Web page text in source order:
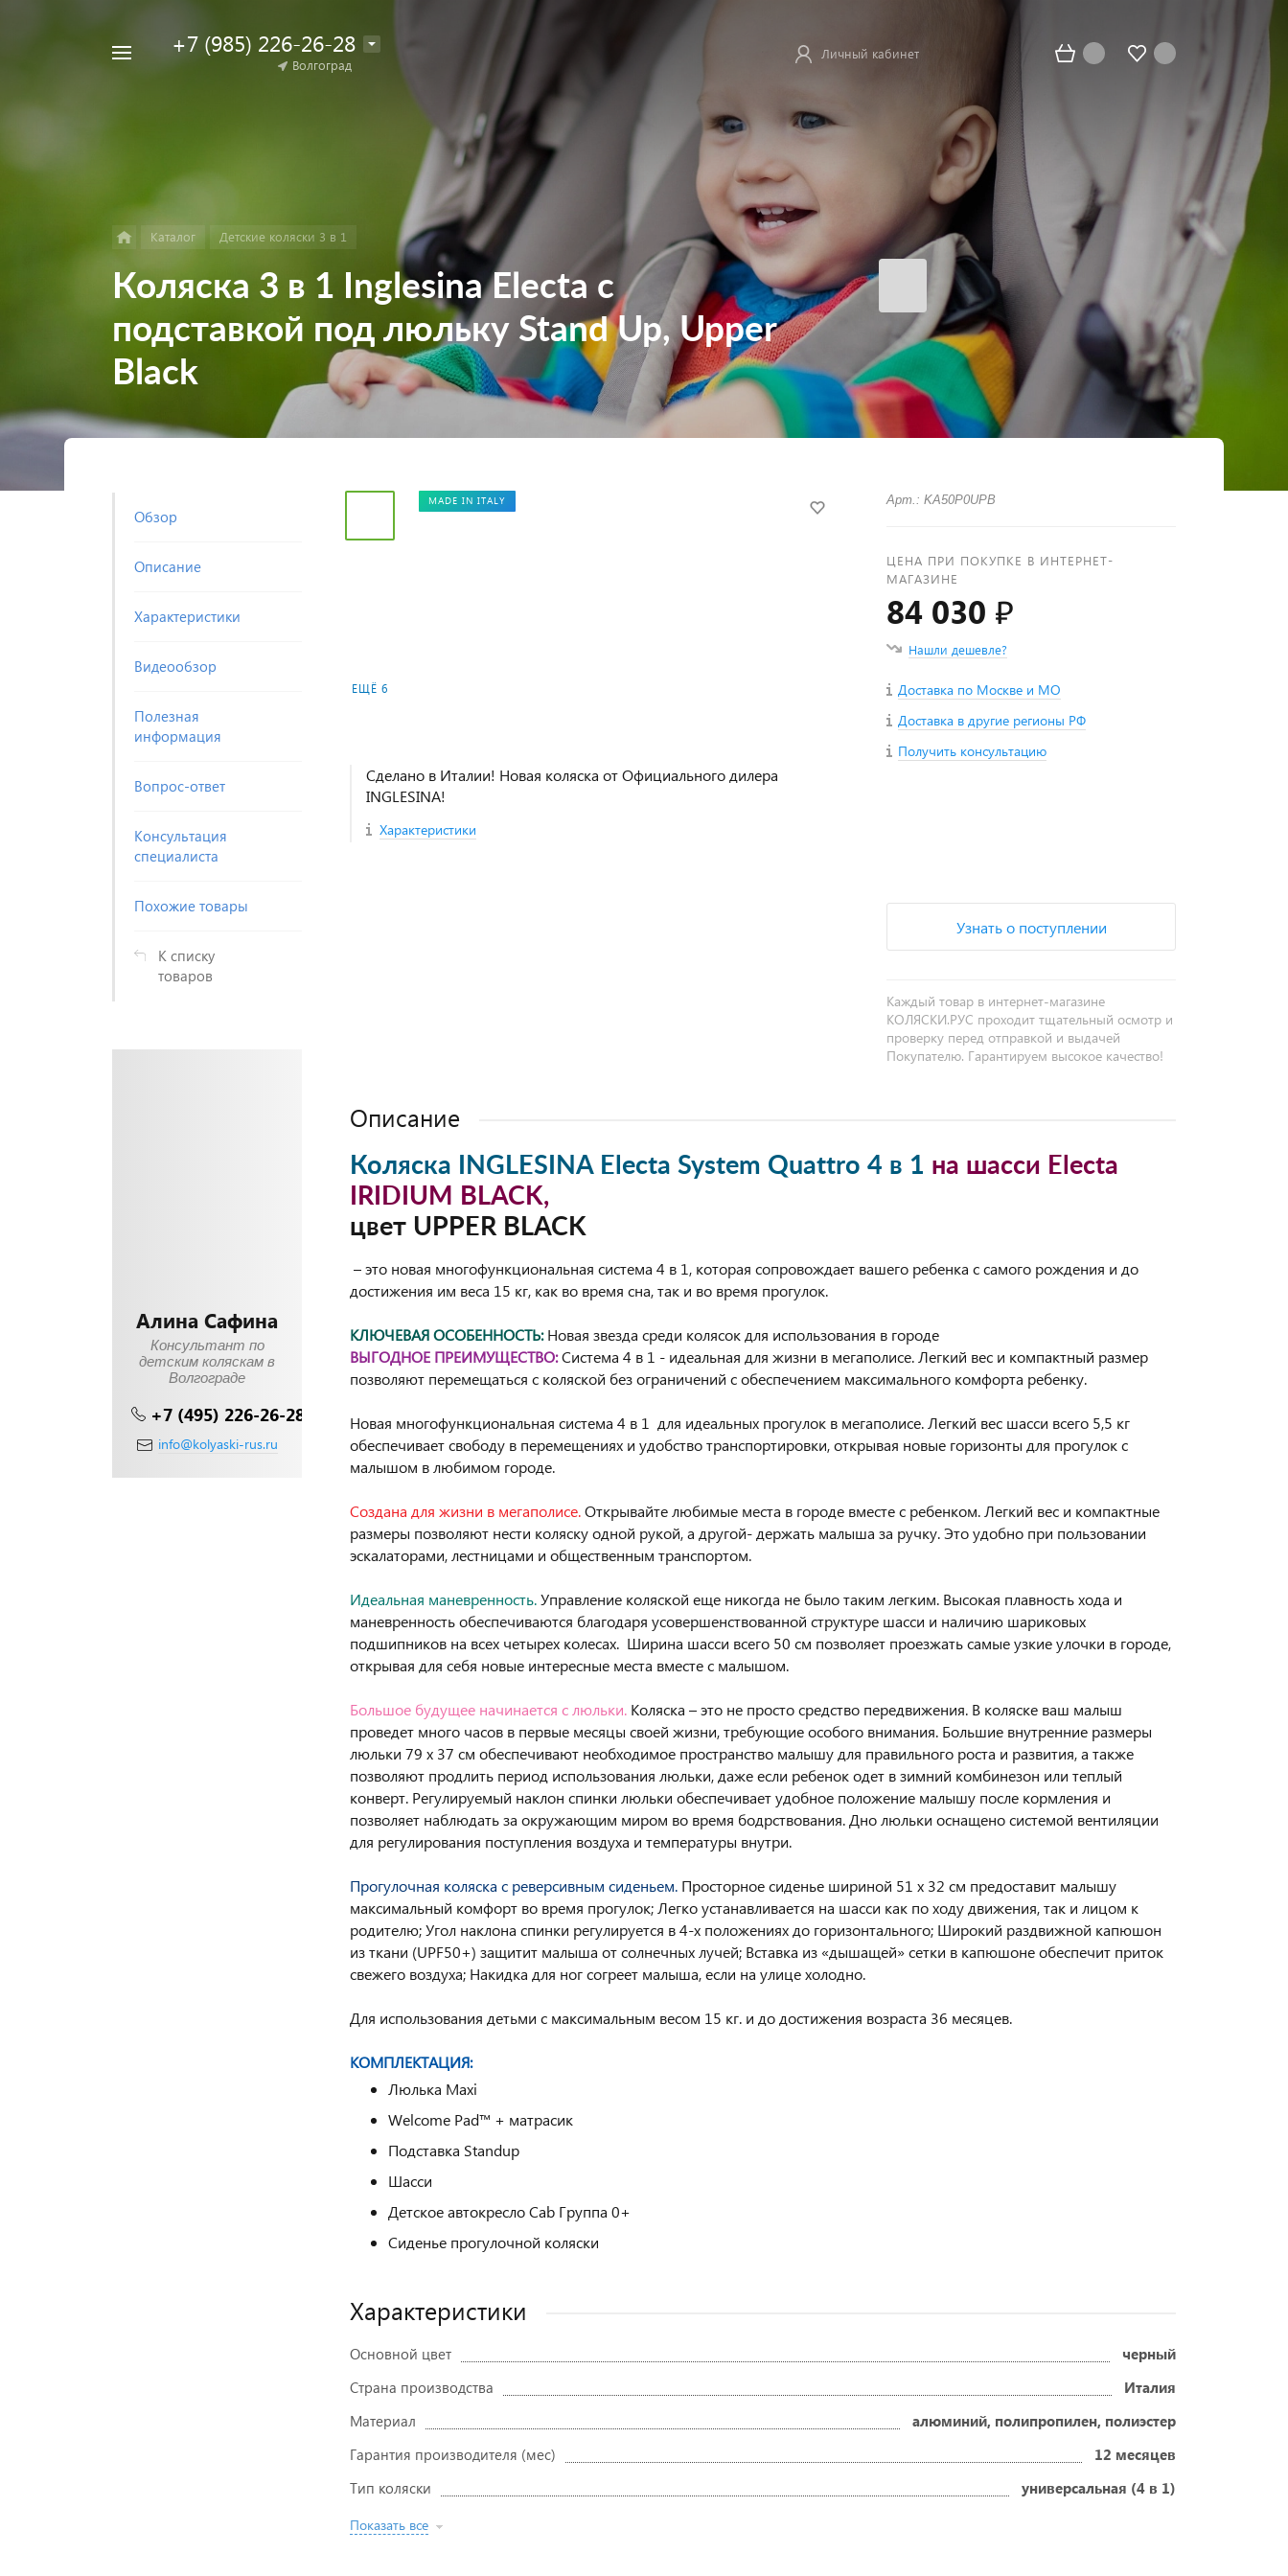
двойни
+7 (985) 226-26-28
Волгоград
Личный кабинет
Каталог Детские коляски 3 в 1
Коляска 3 в 1 Inglesina Electa с
подставкой под люльку Stand Up, Upper
Black
Обзор
Описание
Характеристики
Видеообзор
Полезная
информация
Вопрос-ответ
Консультация
специалиста
Похожие товары
К списку
товаров
Алина Сафина
Консультант по
детским коляскам в
Волгограде
+7 (495) 226-26-28
info@kolyaski-rus.ru
ЕЩЁ 6
MADE IN ITALY
Сделано в Италии! Новая коляска от Официального дилера
INGLESINA!
Характеристики
Арт.: KA50P0UPB
ЦЕНА ПРИ ПОКУПКЕ В ИНТЕРНЕТ-
МАГАЗИНЕ
84 030 ₽
Нашли дешевле?
Доставка по Москве и МО
Доставка в другие регионы РФ
Получить консультацию
Узнать о поступлении
Каждый товар в интернет-магазине
КОЛЯСКИ.РУС проходит тщательный осмотр и
проверку перед отправкой и выдачей
Покупателю. Гарантируем высокое качество!
Описание
Коляска INGLESINA Electa System Quattro 4 в 1 на шасси Electa
IRIDIUM BLACK,
цвет UPPER BLACK
– это новая многофункциональная система 4 в 1, которая сопровождает вашего ребенка с самого рождения и до
достижения им веса 15 кг, как во время сна, так и во время прогулок.
КЛЮЧЕВАЯ ОСОБЕННОСТЬ:Новая звезда среди колясок для использования в городе
ВЫГОДНОЕ ПРЕИМУЩЕСТВО:Система 4 в 1 - идеальная для жизни в мегаполисе. Легкий вес и компактный размер
позволяют перемещаться с коляской без ограничений с обеспечением максимального комфорта ребенку.
Новая многофункциональная система 4 в 1 для идеальных прогулок в мегаполисе. Легкий вес шасси всего 5,5 кг
обеспечивает свободу в перемещениях и удобство транспортировки, открывая новые горизонты для прогулок с
малышом в любимом городе.
Создана для жизни в мегаполисе.Открывайте любимые места в городе вместе с ребенком. Легкий вес и компактные
размеры позволяют нести коляску одной рукой, а другой- держать малыша за ручку. Это удобно при пользовании
эскалаторами, лестницами и общественным транспортом.
Идеальная маневренность.Управление коляской еще никогда не было таким легким. Высокая плавность хода и
маневренность обеспечиваются благодаря усовершенствованной структуре шасси и наличию шариковых
подшипников на всех четырех колесах. Ширина шасси всего 50 см позволяет проезжать самые узкие улочки в городе,
открывая для себя новые интересные места вместе с малышом.
Большое будущее начинается с люльки. Коляска – это не просто средство передвижения. В коляске ваш малыш
проведет много часов в первые месяцы своей жизни, требующие особого внимания. Большие внутренние размеры
люльки 79 х 37 см обеспечивают необходимое пространство малышу для правильного роста и развития, а также
позволяют продлить период использования люльки, даже если ребенок одет в зимний комбинезон или теплый
конверт. Регулируемый наклон спинки люльки обеспечивает удобное положение малышу после кормления и
позволяет наблюдать за окружающим миром во время бодрствования. Дно люльки оснащено системой вентиляции
для регулирования поступления воздуха и температуры внутри.
Прогулочная коляска с реверсивным сиденьем. Просторное сиденье шириной 51 х 32 см предоставит малышу
максимальный комфорт во время прогулок; Легко устанавливается на шасси как по ходу движения, так и лицом к
родителю; Угол наклона спинки регулируется в 4-х положениях до горизонтального; Широкий раздвижной капюшон
из ткани (UPF50+) защитит малыша от солнечных лучей; Вставка из «дышащей» сетки в капюшоне обеспечит приток
свежего воздуха; Накидка для ног согреет малыша, если на улице холодно.
Для использования детьми с максимальным весом 15 кг. и до достижения возраста 36 месяцев.
КОМПЛЕКТАЦИЯ:
Люлька Maxi
Welcome Pad™ + матрасик
Подставка Standup
Шасси
Детское автокресло Cab Группа 0+
Сиденье прогулочной коляски
Характеристики
Основной цвет
черный
Страна производства
Италия
Материал
алюминий, полипропилен, полиэстер
Гарантия производителя (мес)
12 месяцев
Тип коляски
универсальная (4 в 1)
Показать все